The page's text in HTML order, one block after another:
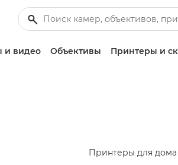
и видео Объективы Принтеры и
Принтеры для дома